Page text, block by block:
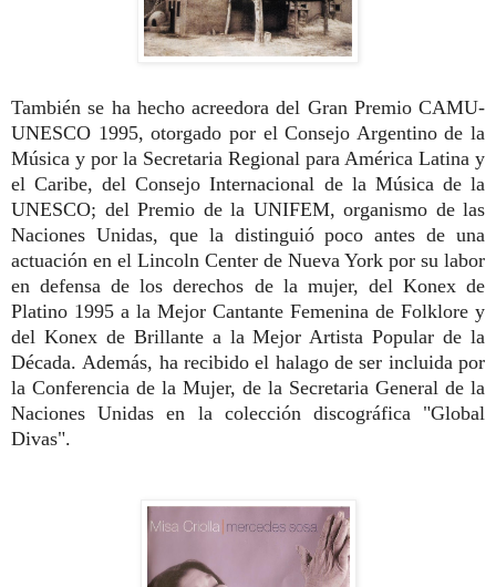
También se ha hecho acreedora del Gran Premio CAMU-
UNESCO 1995, otorgado por el Consejo Argentino de la
Música y por la Secretaria Regional para América Latina y
el Caribe, del Consejo Internacional de la Música de la
UNESCO; del Premio de la UNIFEM, organismo de las
Naciones Unidas, que la distinguió poco antes de una
actuación en el Lincoln Center de Nueva York por su labor
en defensa de los derechos de la mujer, del Konex de
Platino 1995 a la Mejor Cantante Femenina de Folklore y
del Konex de Brillante a la Mejor Artista Popular de la
Década. Además, ha recibido el halago de ser incluida por
la Conferencia de la Mujer, de la Secretaria General de la
Naciones Unidas en la colección discográfica "Global
Divas".